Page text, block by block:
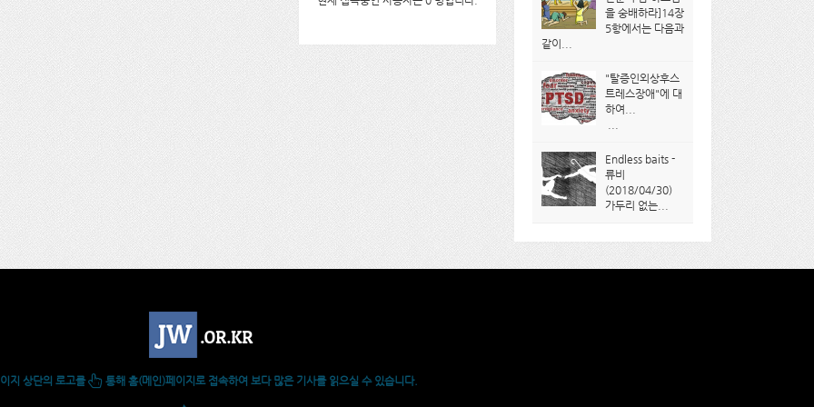
을 숭배하라]14장
5항에서는 다음과
같이...
"탈증인외상후스
트레스장애"에 대
하여...
Endless baits -
류비
(2018/04/30)
가두리 없는...
지 상단의 로고를 통해 홈(메인)페이지로 접속하여 보다 많은 기사를 읽으실 수 있습니다.